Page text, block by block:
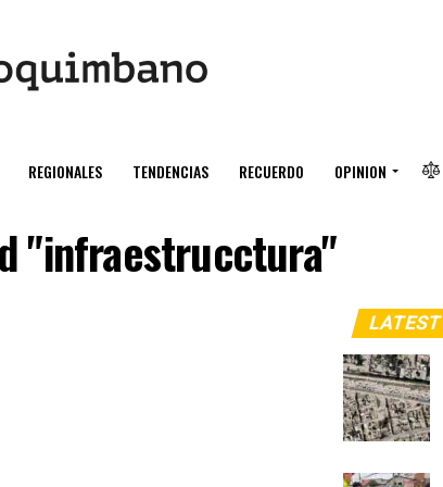
REGIONALES TENDENCIAS RECUERDO OPINION
"infraestrucctura"
LATEST